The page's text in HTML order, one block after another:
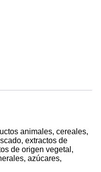
animales, cereales,
extractos de
de origen vegetal,
azúcares,